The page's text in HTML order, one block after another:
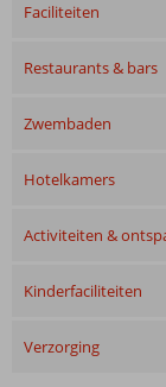
Faciliteiten
Restaurants & bars
Zwembaden
Hotelkamers
Activiteiten &
Kinderfaciliteiten
Verzorging